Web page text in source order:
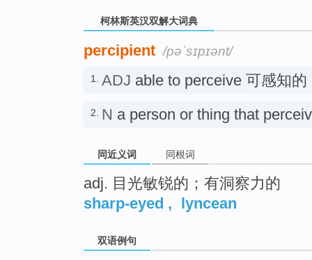
柯林斯英汉双解大词典
percipient /pəˈsɪpɪənt/
1. ADJ able to perceive 可感知的
2. N a person or thing that
同近义词 同根词
adj. 目光敏锐的；有洞察力的
sharp-eyed , lyncean
双语例句